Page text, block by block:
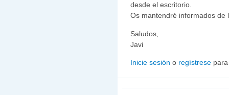
desde el escritorio.
Os mantendré informados de
Saludos,
Javi
Inicie sesión o regístrese